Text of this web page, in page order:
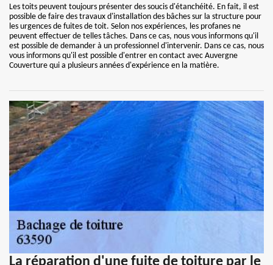
Les toits peuvent toujours présenter des soucis d'étanchéité. En fait, il est
possible de faire des travaux d'installation des bâches sur la structure pour
les urgences de fuites de toit. Selon nos expériences, les profanes ne
peuvent effectuer de telles tâches. Dans ce cas, nous vous informons qu'il
est possible de demander à un professionnel d'intervenir. Dans ce cas, nous
vous informons qu'il est possible d'entrer en contact avec Auvergne
Couverture qui a plusieurs années d'expérience en la matière.
La réparation d'une fuite de toiture par le